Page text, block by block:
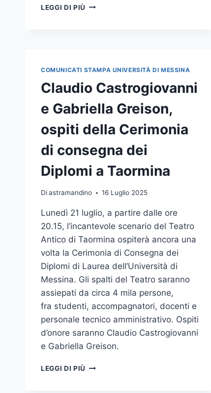
LEGGI DI PIÙ BORIS
RICERCA
LEGALITÀ,
RICORDO
ATENEO A
ANNI
DALLA
MORTE
COMUNICATI STAMPA UNIVERSITÀ DI MESSINA
Claudio Castrogiovanni
e Gabriella Greison,
ospiti della Cerimonia
di consegna dei
Diplomi a Taormina
Diastramandino 16 Luglio 2025
Lunedì 21 luglio, a partire dalle ore
20.15, l’incantevole scenario del Teatro
Antico di Taormina ospiterà ancora una
volta la Cerimonia di Consegna dei
Diplomi di Laurea dell’Università di
Messina. Gli spalti del Teatro saranno
assiepati da circa 4 mila persone,
fra studenti, accompagnatori, docenti e
personale tecnico amministrativo. Ospiti
d’onore saranno Claudio Castrogiovanni
e Gabriella Greison.
LEGGI DI PIÙ CLAUDIO